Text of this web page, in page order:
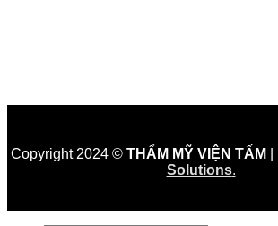
Copyright 2024 © THẨM MỸ VIỆN TẤM
Solutions.